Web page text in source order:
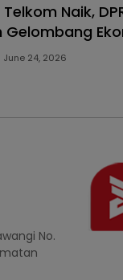
Telkom Naik,
Gelombang
June 24, 2026
No.